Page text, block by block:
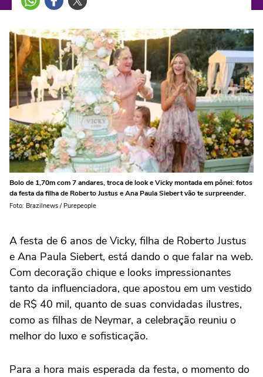
Bolo de 1,70m com 7 andares, troca de look e Vicky montada em pônei: fotos
da festa da filha de Roberto Justus e Ana Paula Siebert vão te surpreender.
Foto: Brazilnews / Purepeople
A festa de 6 anos de Vicky, filha de Roberto Justus
e Ana Paula Siebert, está dando o que falar na web.
Com decoração chique e looks impressionantes
tanto da influenciadora, que apostou em um vestido
de R$ 40 mil, quanto de suas convidadas ilustres,
como as filhas de Neymar, a celebração reuniu o
melhor do luxo e sofisticação.
Para a hora mais esperada da festa, o momento do